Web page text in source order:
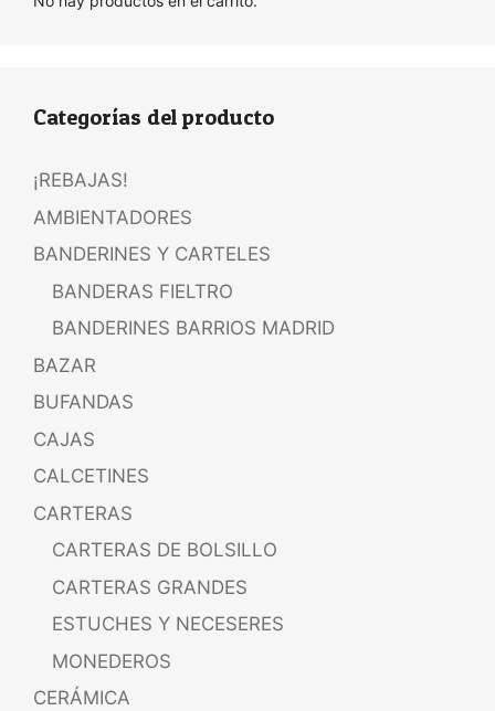
Categorías del producto
¡REBAJAS!
AMBIENTADORES
BANDERINES Y CARTELES
BANDERAS FIELTRO
BANDERINES BARRIOS MADRID
BAZAR
BUFANDAS
CAJAS
CALCETINES
CARTERAS
CARTERAS DE BOLSILLO
CARTERAS GRANDES
ESTUCHES Y NECESERES
MONEDEROS
CERÁMICA